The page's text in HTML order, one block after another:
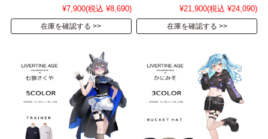
¥7,900(税込 ¥8,690)
在庫を確認する
¥21,900(税込 ¥24,090)
在庫を確認する